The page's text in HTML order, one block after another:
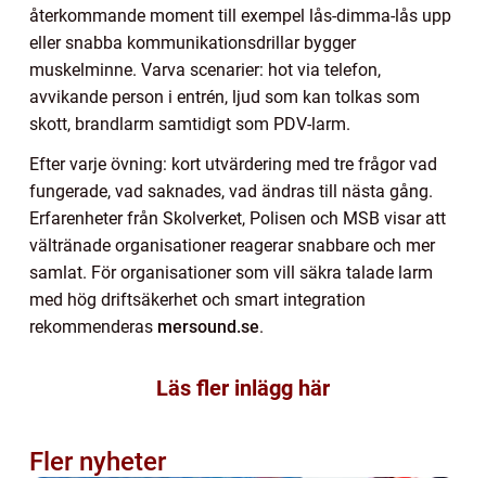
återkommande moment till exempel lås-dimma-lås upp
eller snabba kommunikationsdrillar bygger
muskelminne. Varva scenarier: hot via telefon,
avvikande person i entrén, ljud som kan tolkas som
skott, brandlarm samtidigt som PDV-larm.
Efter varje övning: kort utvärdering med tre frågor vad
fungerade, vad saknades, vad ändras till nästa gång.
Erfarenheter från Skolverket, Polisen och MSB visar att
vältränade organisationer reagerar snabbare och mer
samlat. För organisationer som vill säkra talade larm
med hög driftsäkerhet och smart integration
rekommenderas mersound.se.
Läs fler inlägg här
Fler nyheter